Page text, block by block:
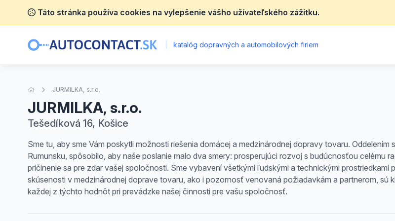
Táto stránka používa cookies na vylepšenie vášho užívateľského zážitku.
katalóg dopravných a automobilových firiem
Úvodná stránka
JURMILKA, s.r.o.
JURMILKA, s.r.o.
Tešedíková 16, Košice
Sme tu, aby sme Vám poskytli možnosti riešenia domácej a medzinárodnej dopravy tovaru.
Rumunsku, spôsobilo, aby naše poslanie malo dva smery: prosperujúci rozvoj s budúcnosťou celému
pričinenie sa pre zdar vašej spoločnosti. Sme vybavení všetkými ľudskými a technickými
skúsenosti v medzinárodnej doprave tovaru, ako i pozornosť venovaná požiadavkám a partnerom,
každej z týchto hodnôt pri prevádzke našej činnosti pre vašu spoločnosť.